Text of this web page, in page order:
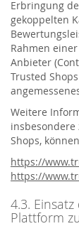
Erbringung
gekoppelten
Rahmen
Anbieter
Trusted
Weitere
Shops,
https://
https://
4.3.
Plattform